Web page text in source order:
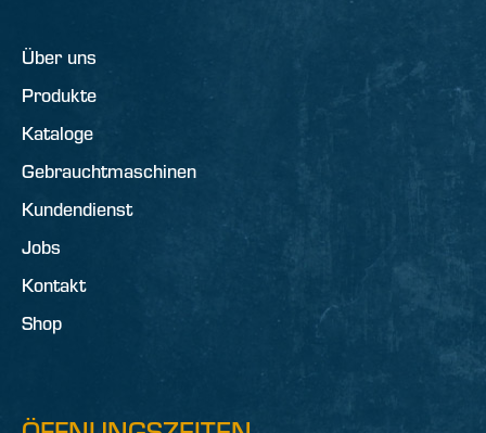
Über uns
Produkte
Kataloge
Gebrauchtmaschinen
Kundendienst
Jobs
Kontakt
Shop